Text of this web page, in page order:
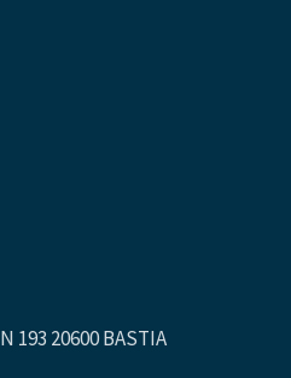
193 20600 BASTIA